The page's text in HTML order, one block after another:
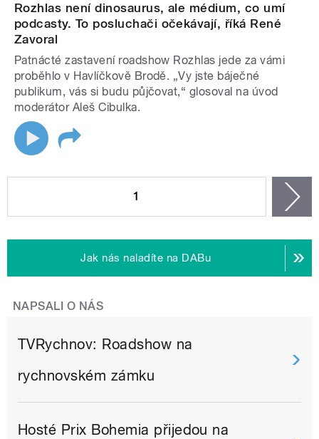
Rozhlas není dinosaurus, ale médium, co umí
podcasty. To posluchači očekávají, říká René
Zavoral
Patnácté zastavení roadshow Rozhlas jede za vámi
proběhlo v Havlíčkově Brodě. „Vy jste báječné
publikum, vás si budu půjčovat,“ glosoval na úvod
moderátor Aleš Cibulka.
1
Jak nás naladíte na DABu
NAPSALI O NÁS
TVRychnov: Roadshow na
rychnovském zámku
Hosté Prix Bohemia přijedou na